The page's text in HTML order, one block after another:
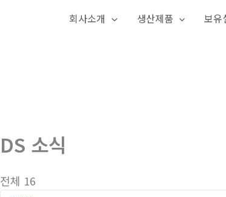
회사소개 생산제품 보유
DS 소식
전체 16